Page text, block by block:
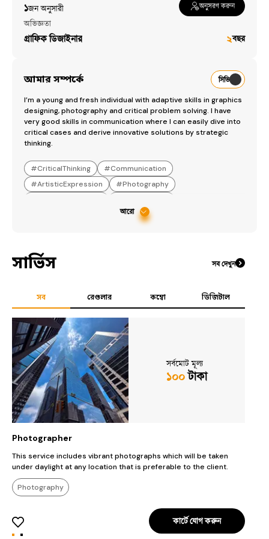
১জন অনুসারী​ অনুসরণ করুন
অভিজ্ঞতা
গ্রাফিক ডিজাইনার ২বছর
আমার সম্পর্কে সিভি
I’m a young and fresh individual with adaptive skills in graphics
designing, photography and critical problem solving. I have
very good skills in communication where I can easily dive into
critical cases and derive innovative solutions by strategic
thinking.
#CriticalThinking #Communication
#ArtisticExpression #Photography
আরো
সার্ভিস সব দেখুন
সব রেগুলার কম্বো ডিজিটাল
সর্বমোট মূল্য
১০০টাকা
Photographer
This service includes vibrant photographs which will be taken
under daylight at any location that is preferable to the client.
Photography
কার্টে যোগ করুন